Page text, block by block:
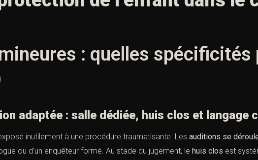
: quelles spécificités
adaptée : salle dédiée, huis clos et langage
inutilement à une procédure traumatisante. Les auditions se
ou d’un enquêteur formé. Au stade du jugement, le huis clos est